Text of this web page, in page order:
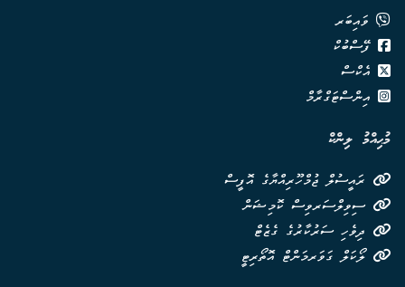
ވައިބަރ
ފޭސްބުކް
އެކްސް
އިންސްޓަގްރާމް
މުޙިއްމު ލިންކް
ރައީސުލް ޖުމްހޫރިއްޔާގެ އޮފީސް
ސިވިލްސަރވިސް ކޮމިޝަން
ދިވެހި ސަރުކާރުގެ ގެޒެޓް
ލޯކަލް ގަވަރމަންޓް އޮތޯރިޓީ